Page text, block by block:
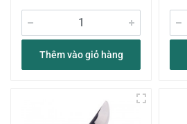
Thêm vào giỏ hàng